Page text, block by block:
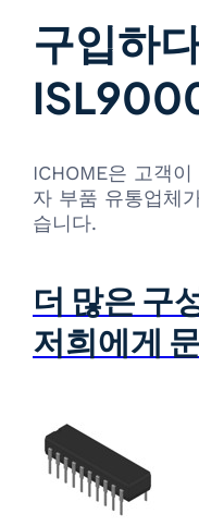
구입하
ICHOME은 고객
자 부품 유통업체
습니다.
더 많은 구
저희에게